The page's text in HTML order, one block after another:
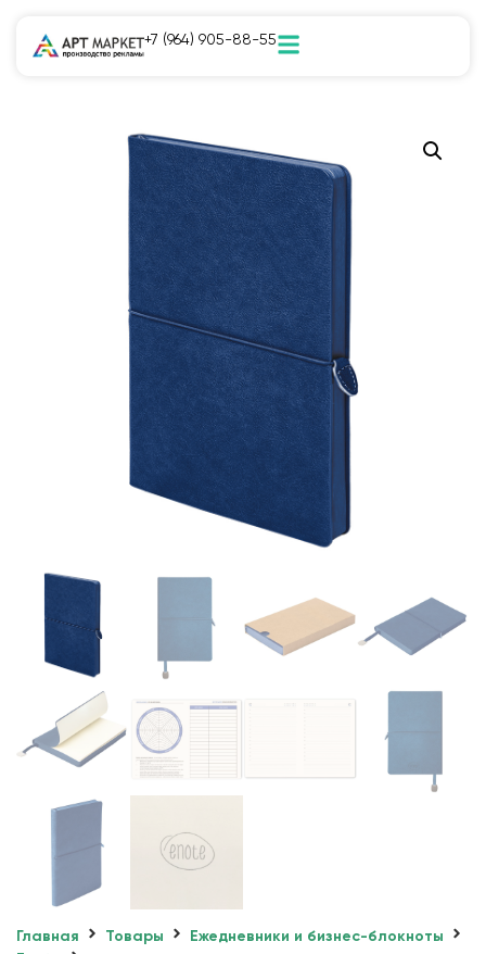
+7 (964) 905-88-55
Главная Товары
Ежедневники и бизнес-блокноты